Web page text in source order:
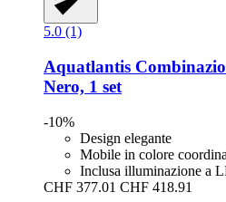
5.0 (1)
Aquatlantis
Nero, 1 set
-10%
Design elegante
Mobile in colore
Inclusa illuminazione a
CHF 377.01 CHF 418.91